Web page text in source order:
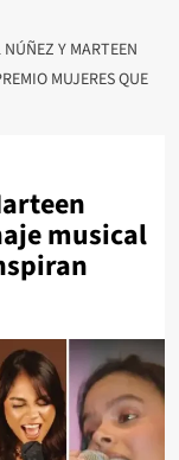
Y MARTEEN
MUJERES QUE
musical